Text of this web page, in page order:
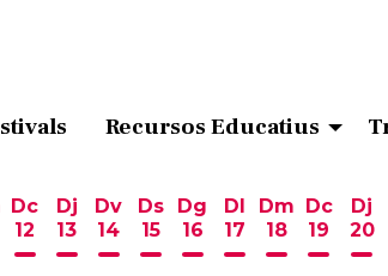
Recursos Educatius
9 d'agost
10 d'agost
11 d'agost
Dc
12
Dimecres 12 d'agost
Dj
13
Dijous 13 d'agost
Dv
14
Divendres 14 d'agost
Ds
15
Dissabte 15 d'agost
Dg
16
Diumenge 16
Dl
17
Dilluns 17
Dm
18
Dimarts 18
Dc
19
Dj
20